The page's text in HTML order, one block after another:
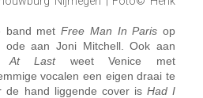
band metFree Man In Paris op
ode aan Joni Mitchell. Ook aan
At Lastweet Venice met
vocalen een eigen draai te
de hand liggende cover is Had I